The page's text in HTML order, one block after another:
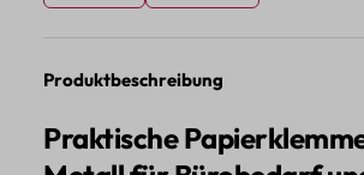
Produktbeschreibung
Praktische